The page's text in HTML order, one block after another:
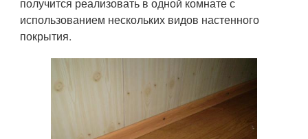
использованием нескольких видов настенного
покрытия.